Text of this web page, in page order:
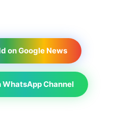
on Google News
WhatsApp Channel